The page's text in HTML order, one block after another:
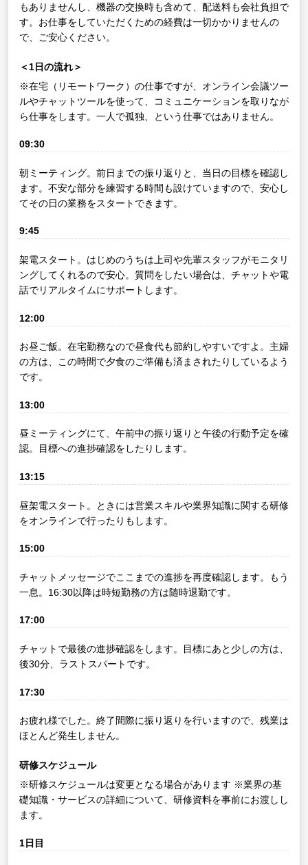
もありませんし、機器の交換時も含めて、配送料も会社負担で
す。お仕事をしていただくための経費は一切かかりませんの
で、ご安心ください。
＜1日の流れ＞
※在宅（リモートワーク）の仕事ですが、オンライン会議ツー
ルやチャットツールを使って、コミュニケーションを取りなが
ら仕事をします。一人で孤独、という仕事ではありません。
09:30
朝ミーティング。前日までの振り返りと、当日の目標を確認し
ます。不安な部分を練習する時間も設けていますので、安心し
てその日の業務をスタートできます。
9:45
架電スタート。はじめのうちは上司や先輩スタッフがモニタリ
ングしてくれるので安心。質問をしたい場合は、チャットや電
話でリアルタイムにサポートします。
12:00
お昼ご飯。在宅勤務なので昼食代も節約しやすいですよ。主婦
の方は、この時間で夕食のご準備も済まされたりしているよう
です。
13:00
昼ミーティングにて、午前中の振り返りと午後の行動予定を確
認。目標への進捗確認をしたりします。
13:15
昼架電スタート。ときには営業スキルや業界知識に関する研修
をオンラインで行ったりもします。
15:00
チャットメッセージでここまでの進捗を再度確認します。もう
一息。16:30以降は時短勤務の方は随時退勤です。
17:00
チャットで最後の進捗確認をします。目標にあと少しの方は、
後30分、ラストスパートです。
17:30
お疲れ様でした。終了間際に振り返りを行いますので、残業は
ほとんど発生しません。
研修スケジュール
※研修スケジュールは変更となる場合があります ※業界の基
礎知識・サービスの詳細について、研修資料を事前にお渡しし
ます。
1日目